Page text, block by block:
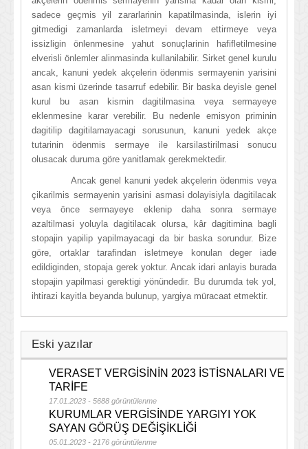
sadece geçmis yil zararlarinin kapatilmasinda, islerin iyi
gitmedigi zamanlarda isletmeyi devam ettirmeye veya
issizligin önlenmesine yahut sonuçlarinin hafifletilmesine
elverisli önlemler alinmasinda kullanilabilir. Sirket genel kurulu
ancak, kanuni yedek akçelerin ödenmis sermayenin yarisini
asan kismi üzerinde tasarruf edebilir. Bir baska deyisle genel
kurul bu asan kismin dagitilmasina veya sermayeye
eklenmesine karar verebilir. Bu nedenle emisyon priminin
dagitilip dagitilamayacagi sorusunun, kanuni yedek akçe
tutarinin ödenmis sermaye ile karsilastirilmasi sonucu
olusacak duruma göre yanitlamak gerekmektedir.
Ancak genel kanuni yedek akçelerin ödenmis veya
çikarilmis sermayenin yarisini asmasi dolayisiyla dagitilacak
veya önce sermayeye eklenip daha sonra sermaye
azaltilmasi yoluyla dagitilacak olursa, kâr dagitimina bagli
stopajin yapilip yapilmayacagi da bir baska sorundur. Bize
göre, ortaklar tarafindan isletmeye konulan deger iade
edildiginden, stopaja gerek yoktur. Ancak idari anlayis burada
stopajin yapilmasi gerektigi yönündedir. Bu durumda tek yol,
ihtirazi kayitla beyanda bulunup, yargiya müracaat etmektir.
Eski yazılar
VERASET VERGİSİNİN 2023 İSTİSNALARI VE
TARİFE
17.01.2023 - 5688 görüntülenme
KURUMLAR VERGİSİNDE YARGIYI YOK
SAYAN GÖRÜŞ DEĞİŞİKLİĞİ
05.01.2023 - 2176 görüntülenme